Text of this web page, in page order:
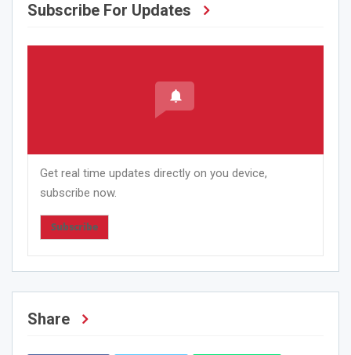
Subscribe For Updates
Get real time updates directly on you device,
subscribe now.
Subscribe
Share